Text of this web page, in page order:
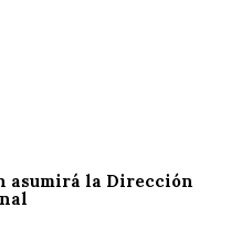
asumirá la Dirección